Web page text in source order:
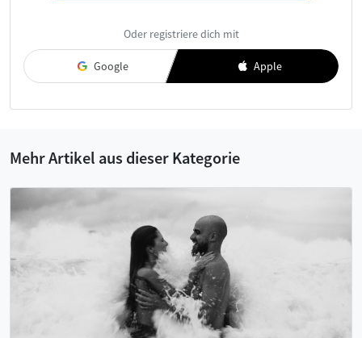
Oder registriere dich mit
Google Apple
Mehr Artikel aus dieser Kategorie